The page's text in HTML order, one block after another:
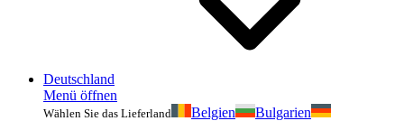
Deutschland
Menü öffnen
Wählen Sie das Lieferland Belgien
Bulgarien